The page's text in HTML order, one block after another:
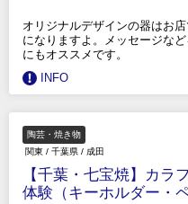
オリジナルデザインの器はお
になりますよ。メッセージな
にもオススメです。
INFO
陶芸・焼き物
関東 / 千葉県 / 成田
【千葉・七宝焼】カラ
体験（キーホルダー・